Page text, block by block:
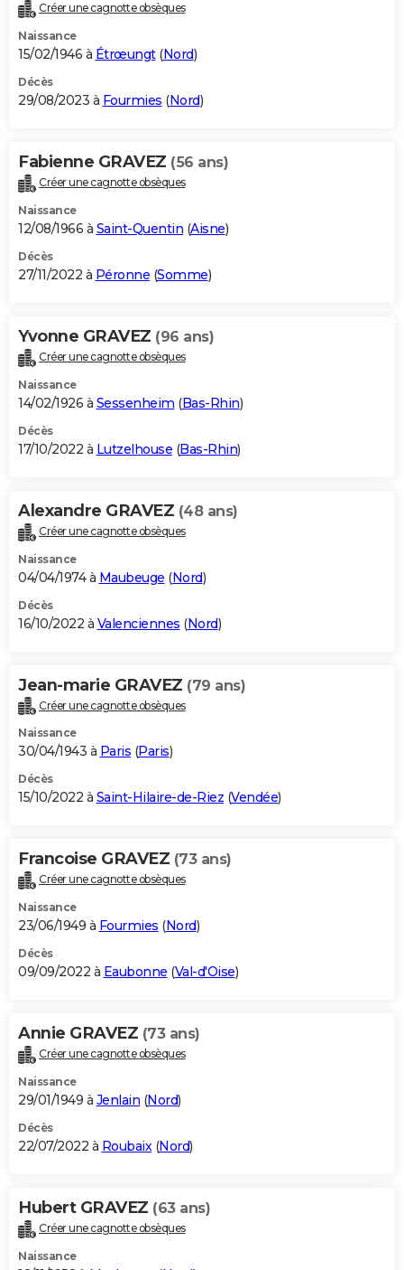
Créer une cagnotte obsèques
Naissance
15/02/1946 à Étrœungt(Nord)
Décès
29/08/2023 à Fourmies (Nord)
Fabienne GRAVEZ (56 ans)
Créer une cagnotte obsèques
Naissance
12/08/1966 à Saint-Quentin (Aisne)
Décès
27/11/2022 à Péronne (Somme)
Yvonne GRAVEZ (96 ans)
Créer une cagnotte obsèques
Naissance
14/02/1926 à Sessenheim (Bas-Rhin)
Décès
17/10/2022 à Lutzelhouse (Bas-Rhin)
Alexandre GRAVEZ (48 ans)
Créer une cagnotte obsèques
Naissance
04/04/1974 à Maubeuge (Nord)
Décès
16/10/2022 à Valenciennes (Nord)
Jean-marie GRAVEZ (79 ans)
Créer une cagnotte obsèques
Naissance
30/04/1943 à Paris (Paris)
Décès
15/10/2022 à Saint-Hilaire-de-Riez (Vendée)
Francoise GRAVEZ (73 ans)
Créer une cagnotte obsèques
Naissance
23/06/1949 à Fourmies (Nord)
Décès
09/09/2022 à Eaubonne (Val-d'Oise)
Annie GRAVEZ (73 ans)
Créer une cagnotte obsèques
Naissance
29/01/1949 à Jenlain (Nord)
Décès
22/07/2022 à Roubaix(Nord)
Hubert GRAVEZ (63 ans)
Créer une cagnotte obsèques
Naissance